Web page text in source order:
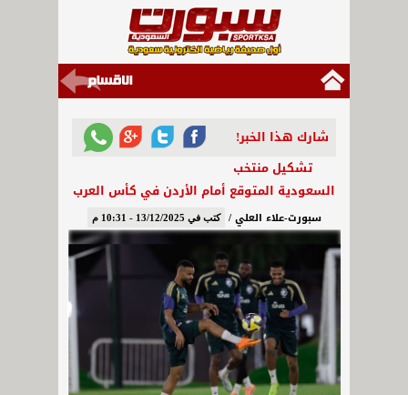
شارك هذا الخبر!
تشكيل منتخب
السعودية المتوقع أمام الأردن في كأس العرب
سبورت-علاء العلي / كتب في 13/12/2025 - 10:31 م